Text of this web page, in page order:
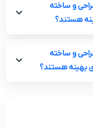
و ساخته
و ساخته
بهینه هستند؟